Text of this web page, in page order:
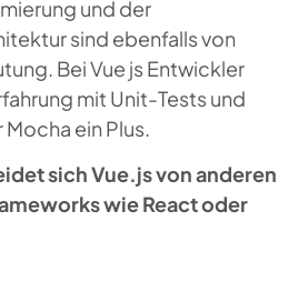
und der
sind ebenfalls von
Bei Vue js Entwickler
mit Unit-Tests und
ein Plus.
sich Vue.js von anderen
wie React oder